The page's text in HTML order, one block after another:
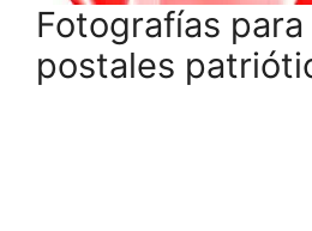
Fotografías
postales